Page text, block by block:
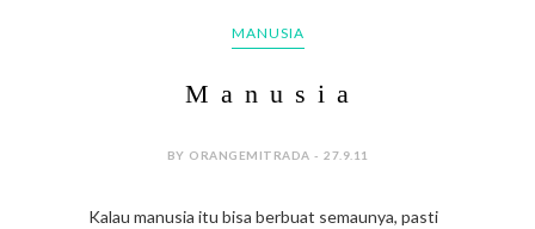
MANUSIA
M a n u s i a
BY ORANGEMITRADA - 27.9.11
Kalau manusia itu bisa berbuat semaunya, pasti